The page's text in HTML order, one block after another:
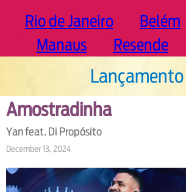
Rio de Janeiro Belém
Manaus
Resende
Lançamento
Amostradinha
Yan feat. Di Propósito
December 13, 2024